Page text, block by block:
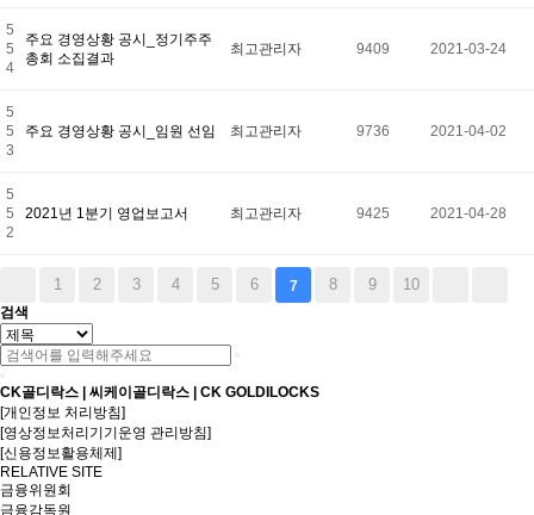
5
5
4
주요 경영상황 공시_정기주주
총회 소집결과
최고관리자 9409 2021-03-24
5
5
3
주요 경영상황 공시_임원 선임 최고관리자 9736 2021-04-02
5
5
2
2021년 1분기 영업보고서 최고관리자 9425 2021-04-28
1 2 3 4 5 6 7 8 9 10
검색
CK골디락스 | 씨케이골디락스 | CK GOLDILOCKS
[개인정보 처리방침]
[영상정보처리기기운영 관리방침]
[신용정보활용체제]
RELATIVE SITE
금융위원회
금융감독원